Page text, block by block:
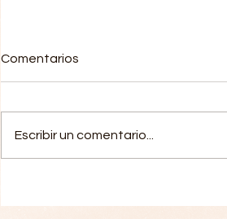
Comentarios
Escribir un comentario...